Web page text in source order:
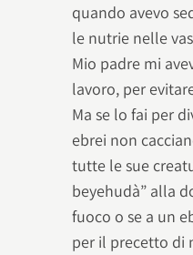
quando avevo
le nutrie nelle
Mio padre mi
lavoro, per
Ma se lo fai per
ebrei non
tutte le sue
beyehudà” alla
fuoco o se a un
per il precetto di